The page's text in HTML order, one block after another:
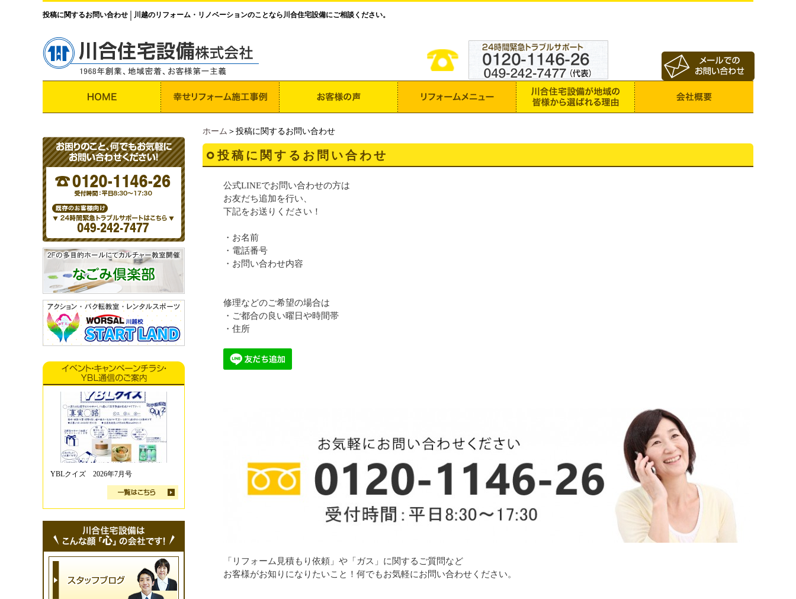
投稿に関するお問い合わせ 川越のリフォーム・リノベーションのことなら川合住宅設備にご相談ください。
ホーム ＞投稿に関するお問い合わせ
投稿に関するお問い合わせ
公式LINEでお問い合わせの方は
お友だち追加を行い、
下記をお送りください！
・お名前
・電話番号
・お問い合わせ内容
修理などのご希望の場合は
・ご都合の良い曜日や時間帯
・住所
「リフォーム見積もり依頼」や「ガス」に関するご質問など
お客様がお知りになりたいこと！何でもお気軽にお問い合わせください。
YBLクイズ 2026年7月号